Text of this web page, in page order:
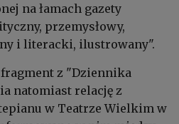
na łamach gazety
przemysłowy,
i literacki, ilustrowany".
z "Dziennika
natomiast relację z
w Teatrze Wielkim w